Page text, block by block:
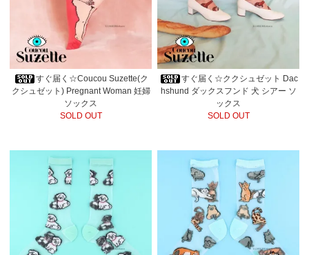
すぐ届く☆Coucou Suzette(ク
クシュゼット) Pregnant Woman 妊婦
ソックス
SOLD OUT
すぐ届く☆ククシュゼット Dac
hshund ダックスフンド 犬 シアー ソ
ックス
SOLD OUT